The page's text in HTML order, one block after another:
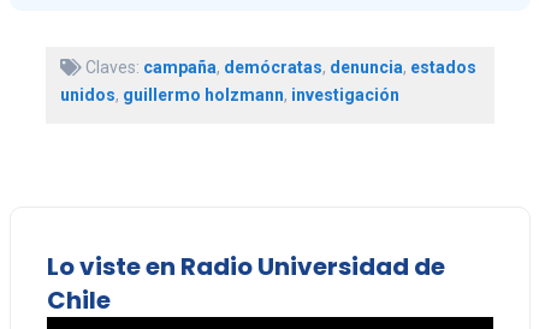
Claves: campaña, demócratas, denuncia, estados
unidos, guillermo holzmann, investigación
Lo viste en Radio Universidad de
Chile